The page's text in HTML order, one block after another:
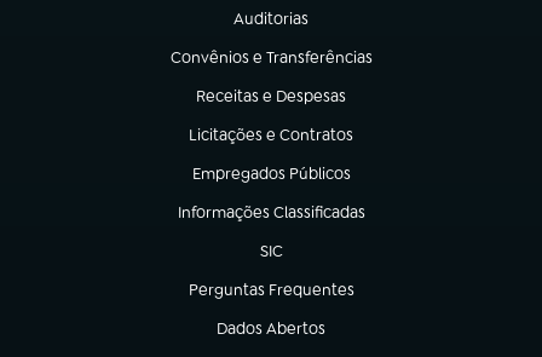
Auditorias
(abre em nova aba)
Convênios e Transferências
(abre em nova aba)
Receitas e Despesas
(abre em nova aba)
Licitações e Contratos
(abre em nova aba)
Empregados Públicos
(abre em nova aba)
Informações Classificadas
(abre em nova aba)
SIC
(abre em nova aba)
Perguntas Frequentes
(abre em nova aba)
Dados Abertos
(abre em nova aba)